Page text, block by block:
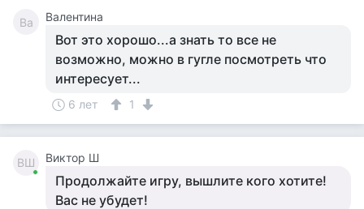
Ва Валентина
Вот это хорошо...а знать то все не
возможно, можно в гугле посмотреть что
интересует...
6 лет 1
ВШ Виктор Ш
Продолжайте игру, вышлите кого хотите!
Вас не убудет!